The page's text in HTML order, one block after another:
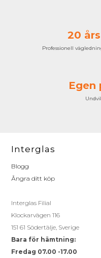
20
Professionell
Egen
Interglas
Blogg
Ångra ditt köp
Interglas Filial
Klockarvägen 116
151 61 Södertälje, Sverige
Bara för hämtning:
Fredag 07.00 -17.00